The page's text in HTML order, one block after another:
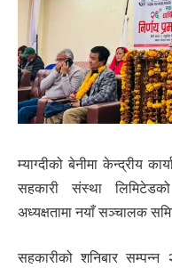
म्याग्दीको बेनीमा केन्द्रीय
सहकारी संस्था
अध्यक्षतामा नयाँ सञ्चालक
सहकारीको शनिबार सम्पन्न